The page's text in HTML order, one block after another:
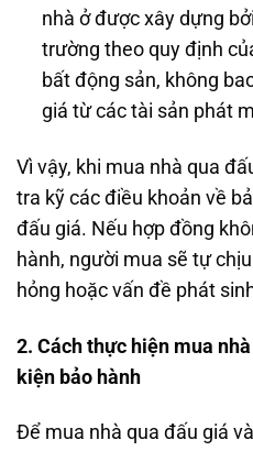
nhà ở được xây dựng
trường theo quy định
bất động sản, không
giá từ các tài sản phát
Vì vậy, khi mua nhà qua
tra kỹ các điều khoản về
đấu giá. Nếu hợp đồng
hành, người mua sẽ tự
hỏng hoặc vấn đề phát
2. Cách thực hiện mua
kiện bảo hành
Để mua nhà qua đấu giá